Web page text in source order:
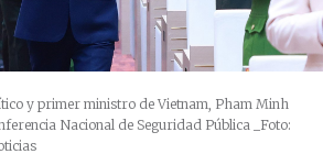
y primer ministro de Vietnam, Pham Minh
Nacional de Seguridad Pública
_Foto: